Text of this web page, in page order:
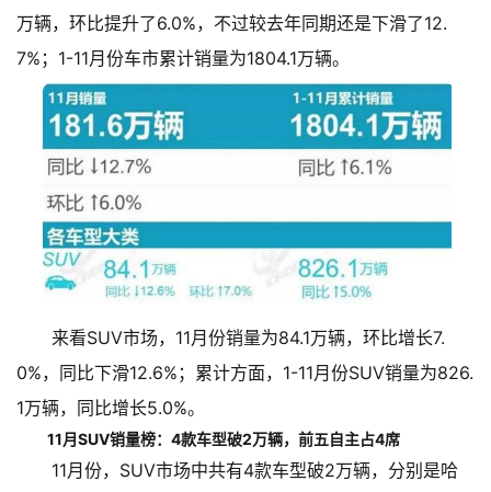
万辆，环比提升了6.0%，不过较去年同期还是下滑了12.
7%；1-11月份车市累计销量为1804.1万辆。
来看SUV市场，11月份销量为84.1万辆，环比增长7.
0%，同比下滑12.6%；累计方面，1-11月份SUV销量为826.
1万辆，同比增长5.0%。
11月SUV销量榜：4款车型破2万辆，前五自主占4席
11月份，SUV市场中共有4款车型破2万辆，分别是哈